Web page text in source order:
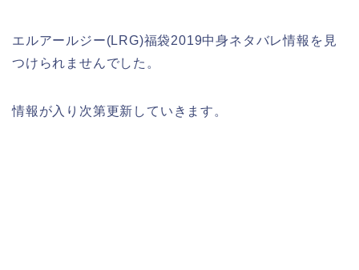
エルアールジー(LRG)福袋2019中身ネタバレ情報を見
つけられませんでした。
情報が入り次第更新していきます。